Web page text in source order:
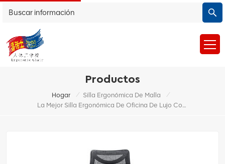
Productos
Hogar / Silla Ergonómica De Malla
/
La Mejor Silla Ergonómica De Oficina De Lujo Con Malla Duradera